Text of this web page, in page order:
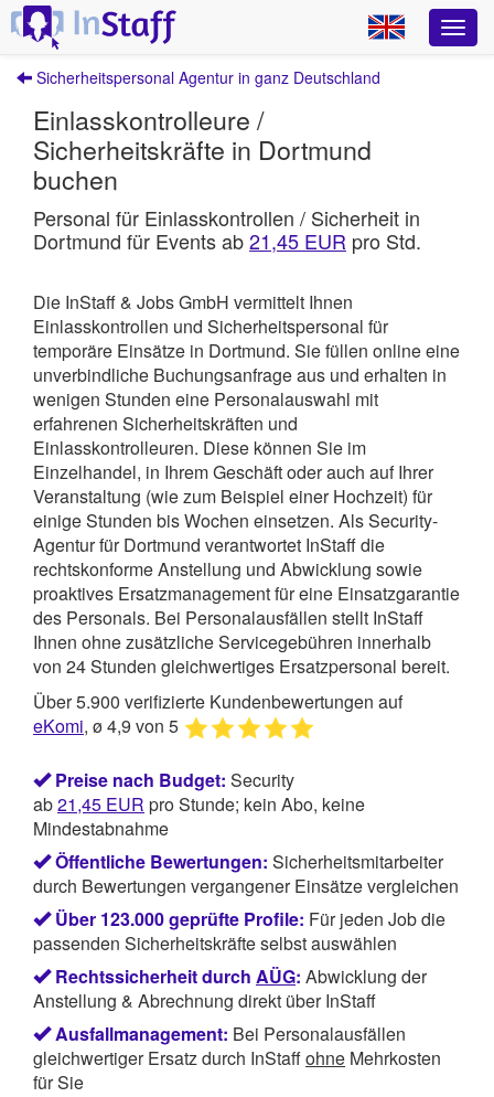
Sicherheitspersonal Agentur in ganz Deutschland
Einlasskontrolleure /
Sicherheitskräfte in Dortmund
buchen
Personal für Einlasskontrollen / Sicherheit in
Dortmund für Events ab21,45 EUR pro Std.
Die InStaff & Jobs GmbH vermittelt Ihnen
Einlasskontrollen und Sicherheitspersonal für
temporäre Einsätze in Dortmund. Sie füllen online eine
unverbindliche Buchungsanfrage aus und erhalten in
wenigen Stunden eine Personalauswahl mit
erfahrenen Sicherheitskräften und
Einlasskontrolleuren. Diese können Sie im
Einzelhandel, in Ihrem Geschäft oder auch auf Ihrer
Veranstaltung (wie zum Beispiel einer Hochzeit) für
einige Stunden bis Wochen einsetzen. Als Security-
Agentur für Dortmund verantwortet InStaffdie
rechtskonforme Anstellung und Abwicklung sowie
proaktives Ersatzmanagement für eine Einsatzgarantie
des Personals. Bei Personalausfällen stellt InStaff
Ihnen ohne zusätzliche Servicegebühren innerhalb
von 24 Stunden gleichwertiges Ersatzpersonal bereit.
Über 5.900 verifizierte Kundenbewertungen auf
eKomi, ø 4,9 von 5
Preise nach Budget: Security
ab21,45 EUR pro Stunde; kein Abo, keine
Mindestabnahme
Öffentliche Bewertungen: Sicherheitsmitarbeiter
durch Bewertungen vergangener Einsätze vergleichen
Über 123.000 geprüfte Profile: Für jeden Job die
passenden Sicherheitskräfte selbst auswählen
Rechtssicherheit durch AÜG: Abwicklung der
Anstellung & Abrechnung direkt über InStaff
Ausfallmanagement: Bei Personalausfällen
gleichwertiger Ersatz durch InStaffohne Mehrkosten
für Sie